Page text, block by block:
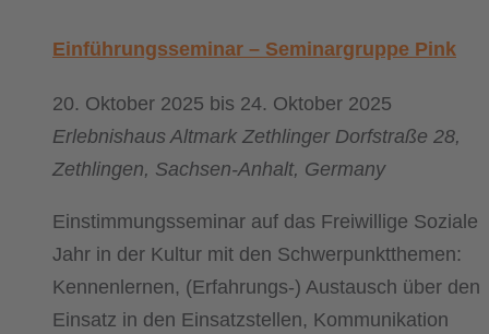
Einführungsseminar – Seminargruppe Pink
20. Oktober 2025 bis 24. Oktober 2025
Erlebnishaus Altmark Zethlinger Dorfstraße 28,
Zethlingen, Sachsen-Anhalt, Germany
Einstimmungsseminar auf das Freiwillige Soziale
Jahr in der Kultur mit den Schwerpunktthemen:
Kennenlernen, (Erfahrungs-) Austausch über den
Einsatz in den Einsatzstellen, Kommunikation